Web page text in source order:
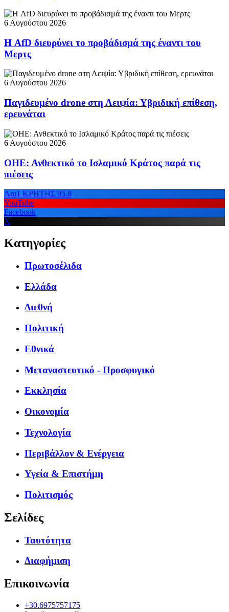
6 Αυγούστου 2026
Η AfD διευρύνει το προβάδισμά της έναντι του
Μερτς
6 Αυγούστου 2026
Παγιδευμένο drone στη Λειψία: Υβριδική επίθεση,
ερευνάται
6 Αυγούστου 2026
ΟΗΕ: Ανθεκτικό το Ισλαμικό Κράτος παρά τις
πιέσεις
Ant1 ΚΡΗΤΗΣ 95.8
YouTube
Facebook
X
Κατηγορίες
Πρωτοσέλιδα
Ελλάδα
Διεθνή
Πολιτική
Εθνικά
Μεταναστευτικό - Προσφυγικό
Εκκλησία
Οικονομία
Τεχνολογία
Περιβάλλον & Ενέργεια
Υγεία & Επιστήμη
Πολιτισμός
Σελίδες
Ταυτότητα
Διαφήμιση
Επικοινωνία
+30.6975757175